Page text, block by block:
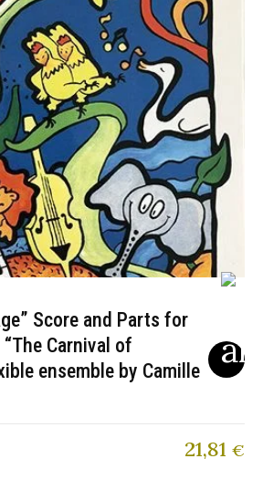
Score and Parts for
Carnival of
ensemble by Camille
21,81 €